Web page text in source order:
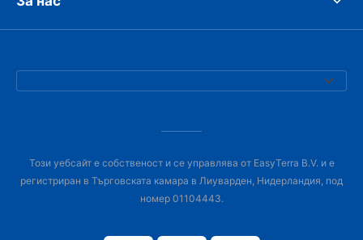
Този уебсайт е собственост и се управлява от EasyTerra B.V. и е
регистриран в Търговската камара в Лиуварден, Нидерландия, под
номер 01104443.